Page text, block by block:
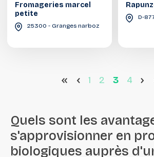
Fromageries marcel
petite
25300 - Granges narboz
D-
<< < 1 2 3 4 >
Quels sont les
s'approvisionner en
biologiques auprès